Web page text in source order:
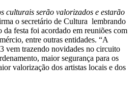
culturais serão valorizados e estarão
o secretário de Cultura lembrando
da festa foi acordado em reuniões com
entre outras entidades. “A
vem trazendo novidades no circuito
maior segurança para os
valorização dos artistas locais e dos